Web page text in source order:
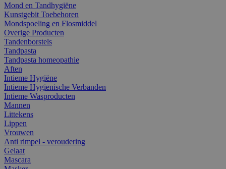
Mond en Tandhygiëne
Kunstgebit Toebehoren
Mondspoeling en Flosmiddel
Overige Producten
Tandenborstels
Tandpasta
Tandpasta homeopathie
Aften
Intieme Hygiëne
Intieme Hygienische Verbanden
Intieme Wasproducten
Mannen
Littekens
Lippen
Vrouwen
Anti rimpel - veroudering
Gelaat
Mascara